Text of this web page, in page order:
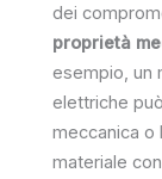
dei
proprietà
esempio, un
elettriche
meccanica o
materiale